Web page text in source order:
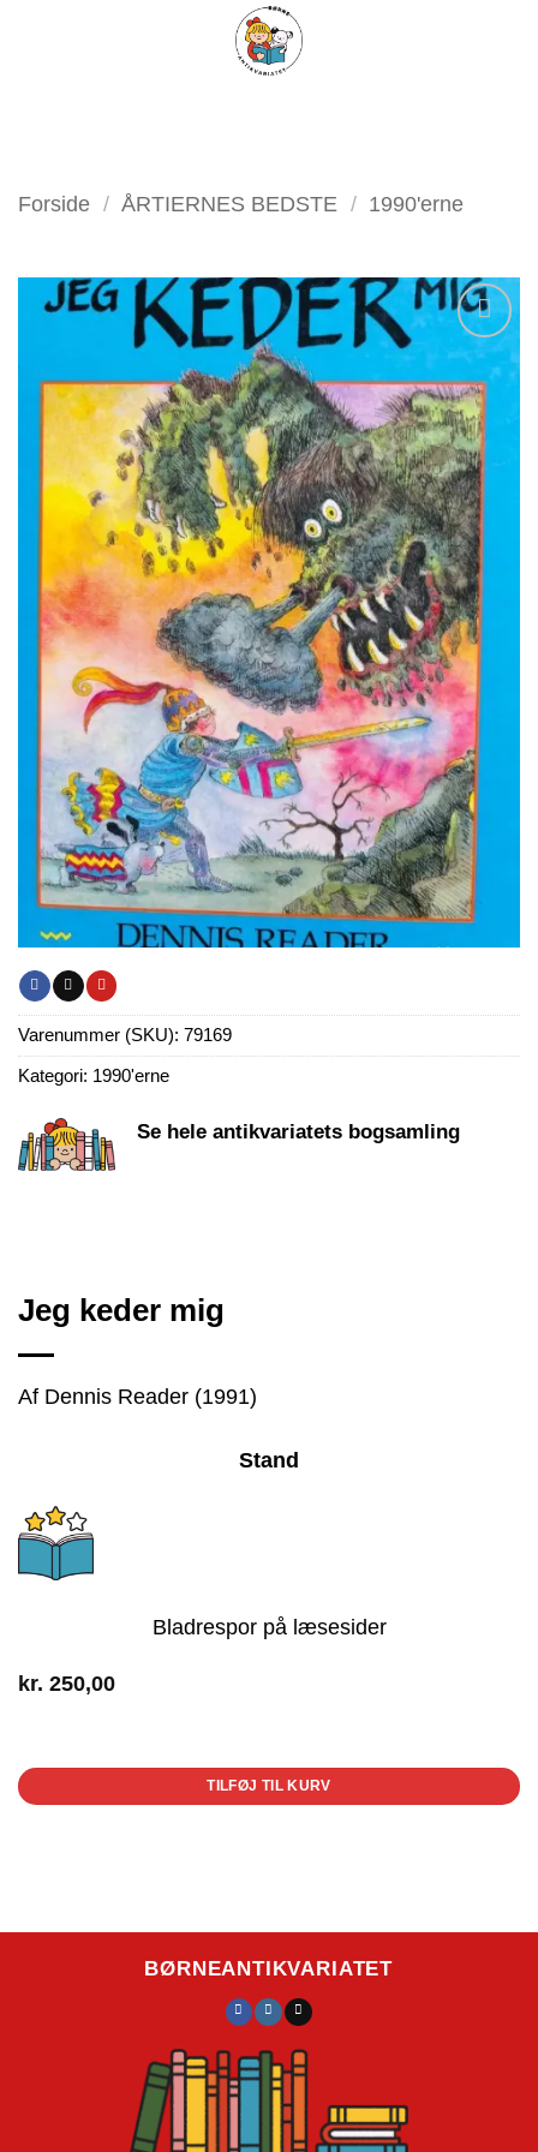
FILTER
Forside / ÅRTIERNES BEDSTE / 1990'erne
Tilføj
som
favorit
Varenummer (SKU): 79169
Kategori: 1990'erne
Se hele antikvariatets bogsamling
Jeg keder mig
Af Dennis Reader (1991)
Stand
Bladrespor på læsesider
kr. 250,00
TILFØJ TIL KURV
BØRNEANTIKVARIATET